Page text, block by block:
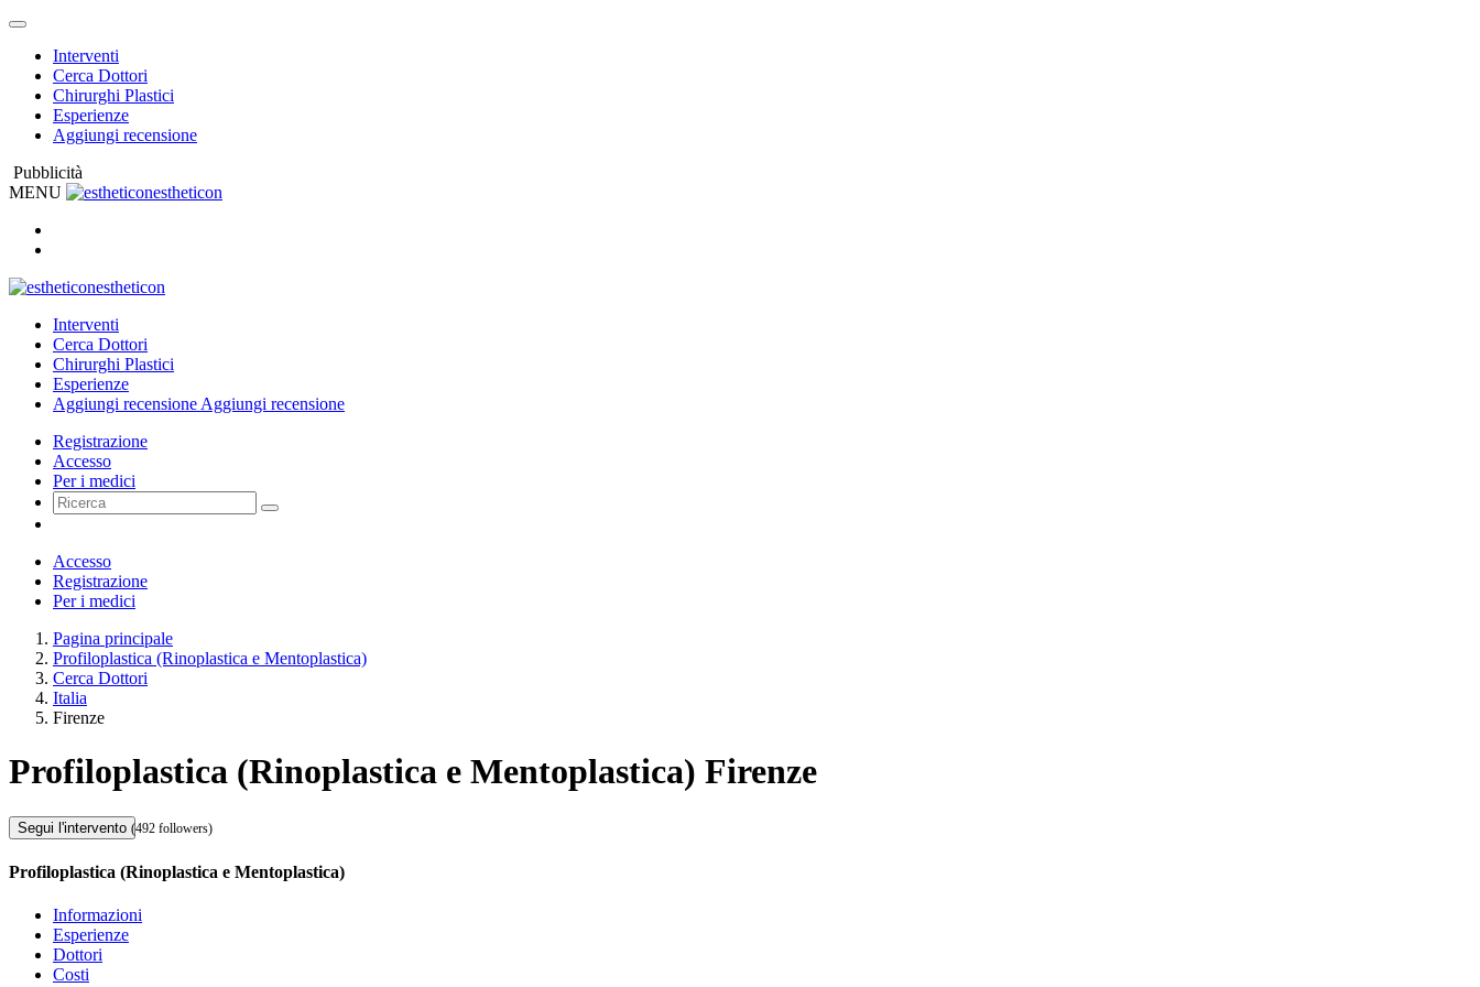
Interventi
Cerca Dottori
Chirurghi Plastici
Esperienze
Aggiungi recensione
Pubblicità
MENU
estheticon
estheticon
Interventi
Cerca Dottori
Chirurghi Plastici
Esperienze
Aggiungi recensione Aggiungi recensione
Registrazione
Accesso
Per i medici
Accesso
Registrazione
Per i medici
Pagina principale
Profiloplastica (Rinoplastica e Mentoplastica)
Cerca Dottori
Italia
Firenze
Profiloplastica (Rinoplastica e Mentoplastica) Firenze
Segui l'intervento (492 followers)
Profiloplastica (Rinoplastica e Mentoplastica)
Informazioni
Esperienze
Dottori
Costi